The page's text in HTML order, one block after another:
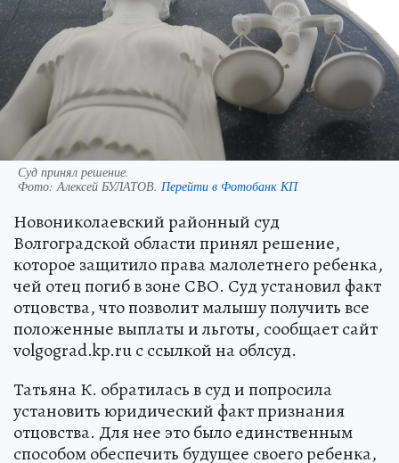
Суд принял решение.
Фото:Алексей БУЛАТОВ. Перейти в Фотобанк КП
Новониколаевский районный суд
Волгоградской области принял решение,
которое защитило права малолетнего ребенка,
чей отец погиб в зоне СВО. Суд установил факт
отцовства, что позволит малышу получить все
положенные выплаты и льготы, сообщает сайт
volgograd.kp.ru с ссылкой на облсуд.
Татьяна К. обратилась в суд и попросила
установить юридический факт признания
отцовства. Для нее это было единственным
способом обеспечить будущее своего ребенка,